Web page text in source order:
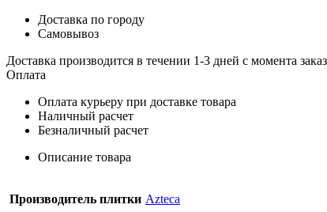
Доставка по городу
Самовывоз
Доставка производится в течении 1-3 дней с момента
Оплата
Оплата курьеру при доставке товара
Наличный расчет
Безналичный расчет
Описание товара
Производитель плитки Azteca